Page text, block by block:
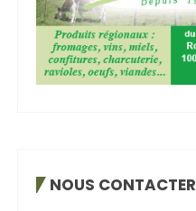
NOUS CONTACTER